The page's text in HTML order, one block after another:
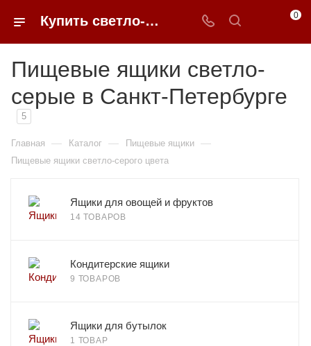
Купить светло-серые пищевые ящики в Санкт-Петербурге | 0FFER 0
Пищевые ящики светло-
серые в Санкт-Петербурге
5
Главная — Каталог — Пищевые ящики —
Пищевые ящики светло-серого цвета
Ящики для овощей и фруктов
14 ТОВАРОВ
Кондитерские ящики
9 ТОВАРОВ
Ящики для бутылок
1 ТОВАР